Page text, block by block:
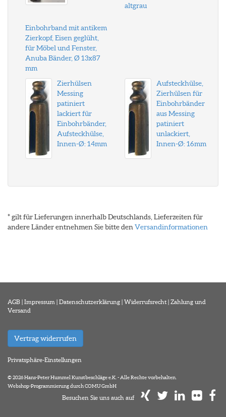
Einbohrband mit antikem
Zierkopf, Eisen geglüht,
für Möbel und Fenster,
Anuba Bänder, Ø 13x87
mm
altgrau
Zierhülsen
Messing
patiniert
lackiert für
Einbohrbänder,
Aufsteckhülse,
Innen-Ø: 14mm
Aufsteckhülse,
Zierhülsen für
Einbohrbänder
aus Messing
patiniert
unlackiert,
Innen-Ø: 16mm
* gilt für Lieferungen innerhalb Deutschlands, Lieferzeiten für
andere Länder entnehmen Sie bitte den Versandinformationen
AGB | Impressum | Datenschutzerklärung | Widerrufsrecht | Zahlung und
Versand
Vertrag widerrufen
Privatsphäre-Einstellungen
© 2026 Hans-Peter Hummel Kunstbeschläge e.K. - Alle Rechte vorbehalten.
Webshop-Programmierung durch COMU GmbH
Besuchen Sie uns auch auf